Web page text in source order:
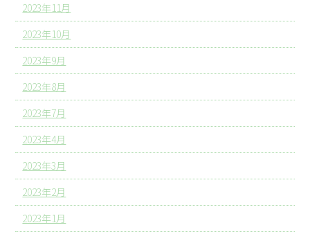
2023年11月
2023年10月
2023年9月
2023年8月
2023年7月
2023年4月
2023年3月
2023年2月
2023年1月